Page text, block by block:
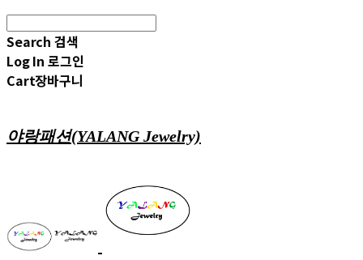
Search 검색
Log In 로그인
Cart장바구니
야랑패션(YALANG Jewelry)